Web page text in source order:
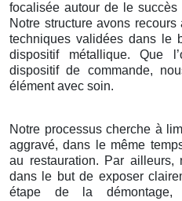
focalisée autour de le
Notre structure avons
techniques validées dans le
dispositif métallique. Que
dispositif de commande,
élément avec soin.
Notre processus cherche à
aggravé, dans le même
au restauration. Par ailleurs,
dans le but de exposer
étape de la